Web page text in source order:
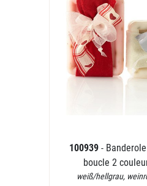
100939 -
boucle 2
weiß/hellgrau,